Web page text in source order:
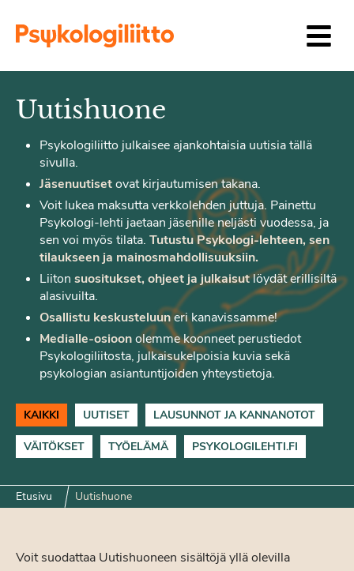
Uutishuone
Psykologiliitto julkaisee ajankohtaisia uutisia tällä
sivulla.
Jäsenuutisetovat kirjautumisen takana.
Voit lukea maksutta verkkolehden juttuja. Painettu
Psykologi-lehti jaetaan jäsenille neljästi vuodessa, ja
sen voi myös tilata. Tutustu Psykologi-lehteen, sen
tilaukseen ja mainosmahdollisuuksiin.
Liiton suositukset, ohjeet ja julkaisutlöydät erillisiltä
alasivuilta.
Osallistu keskusteluuneri kanavissamme!
Medialle-osioonolemme koonneet perustiedot
Psykologiliitosta, julkaisukelpoisia kuvia sekä
psykologian asiantuntijoiden yhteystietoja.
KAIKKI UUTISET LAUSUNNOT JA KANNANOTOT
VÄITÖKSET TYÖELÄMÄ PSYKOLOGILEHTI.FI
Etusivu Uutishuone
Voit suodattaa Uutishuoneen sisältöjä yllä olevilla